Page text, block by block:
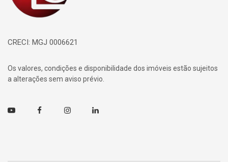
CRECI: MGJ 0006621
Os valores, condições e disponibilidade dos imóveis estão sujeitos
a alterações sem aviso prévio.
Youtube FacebookInstagramLinkedin